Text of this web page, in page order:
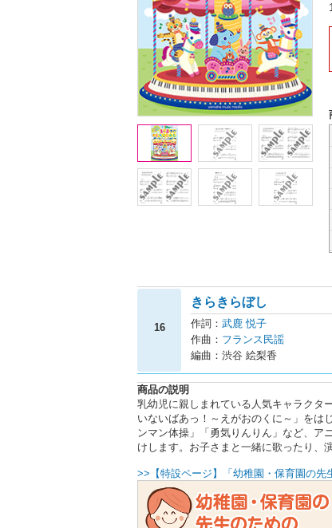
16
きらきらぼし
作詞： 武鹿 悦子
作曲： フランス民謡
編曲：渋谷 絵梨香
商品の説明
乳幼児に親しまれている人気キャラクタ
いないばあっ！～えがおのくに～」をは
ンマン体操」「勇気りんりん」など、ア
けします。お子さまと一緒に歌ったり、
>>【特設ページ】「幼稚園・保育園の